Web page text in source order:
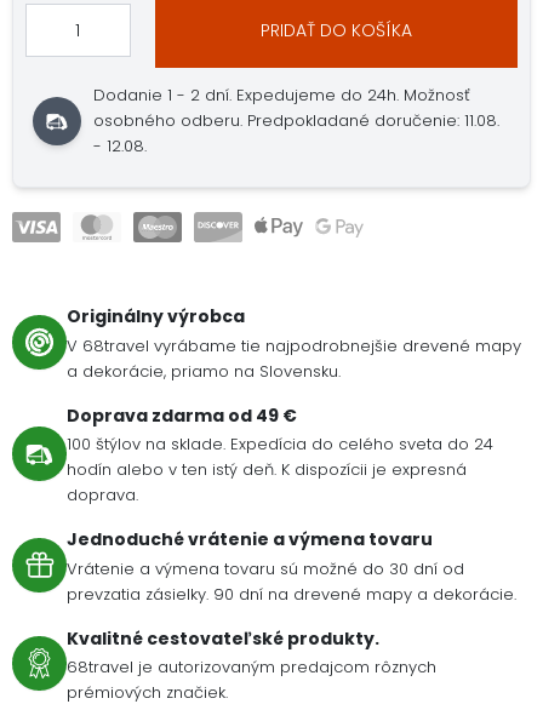
PRIDAŤ DO KOŠÍKA
Dodanie 1 - 2 dní. Expedujeme do 24h. Možnosť
osobného odberu. Predpokladané doručenie: 11.08.
- 12.08.
Originálny výrobca
V 68travel vyrábame tie najpodrobnejšie drevené mapy
a dekorácie, priamo na Slovensku.
Doprava zdarma od 49 €
100 štýlov na sklade. Expedícia do celého sveta do 24
hodín alebo v ten istý deň. K dispozícii je expresná
doprava.
Jednoduché vrátenie a výmena tovaru
Vrátenie a výmena tovaru sú možné do 30 dní od
prevzatia zásielky. 90 dní na drevené mapy a dekorácie.
Kvalitné cestovateľské produkty.
68travel je autorizovaným predajcom rôznych
prémiových značiek.